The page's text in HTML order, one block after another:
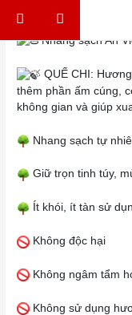
Nhang sạch An
QUẾ CHI:
thêm phần ấm cúng,
không gian và giúp
Nhang sạch tự
Giữ trọn tinh túy,
Ít khói, ít tàn sử
Không độc hại
Không ngâm tẩm
Không sử dụng